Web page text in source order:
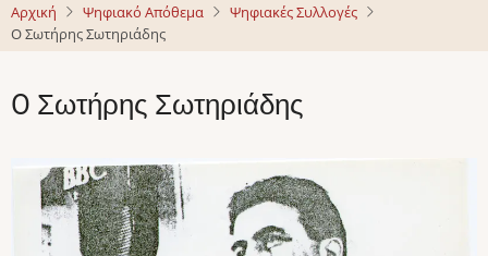
Αρχική Ψηφιακό Απόθεμα
Ψηφιακές Συλλογές
O Σωτήρης Σωτηριάδης
O Σωτήρης Σωτηριάδης
Image